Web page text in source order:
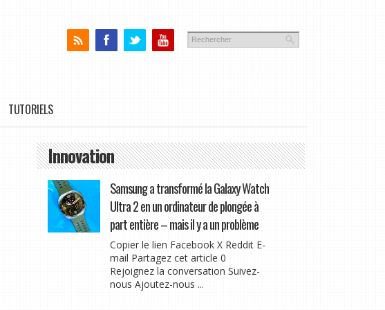
TUTORIELS
Innovation
Samsung a transformé la Galaxy Watch
Ultra 2 en un ordinateur de plongée à
part entière – mais il y a un problème
Copier le lien Facebook X Reddit E-
mail Partagez cet article 0
Rejoignez la conversation Suivez-
nous Ajoutez-nous ...